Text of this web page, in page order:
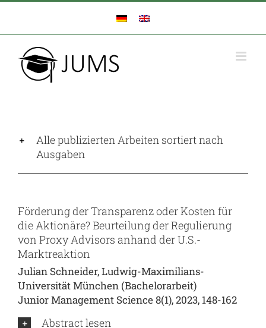
Zum
springen
Alle publizierten Arbeiten sortiert nach
Ausgaben
Förderung der Transparenz oder Kosten für
die Aktionäre? Beurteilung der Regulierung
von Proxy Advisors anhand der U.S.-
Marktreaktion
Julian Schneider, Ludwig-Maximilians-
Universität München (Bachelorarbeit)
Junior Management Science 8(1), 2023, 148-162
Abstract lesen